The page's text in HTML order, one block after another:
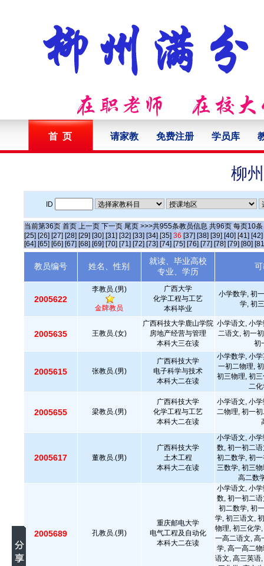
首 页 请家教 免费注册 学员库
柳
ID
当前第36页 首页 上一页 下一页 尾页 >>>共955条教员信息 共96页 每页10条
[25] [26] [27] [28] [29] [30] [31] [32] [33] [34] [35] 36 [37] [38] [39] [40] [41] [42]
[64] [65] [66] [67] [68] [69] [70] [71] [72] [73] [74] [75] [76] [77] [78] [79] [80]
教员编号 姓名、性别
就读、毕业高校
专业、学历
2005622
李教员.(男)
金牌教员
广西大学
化学工程与工艺
本科毕业
小学数学, 初
学, 初
2005635 王教员.(女)
广西科技大学鹿山学院
房地产经营与管理
本科大三在读
小学语文, 小
二语文, 初一
初
2005615 张教员.(男)
广西科技大学
电子科学与技术
本科大二在读
小学数学, 小
一初二物理,
初三物理, 初
二
2005655 梁教员.(男)
广西科技大学
化学工程与工艺
本科大二在读
小学语文, 小
二物理, 初一
2005617 董教员.(男)
广西科技大学
土木工程
本科大二在读
小学语文, 小
数, 初一初二
初二数学, 初
三数学, 初三
高二数
2005689 孔教员.(男)
重庆邮电大学
电气工程及自动化
本科大二在读
小学语文, 小
数, 初一初二
初二数学, 初
学, 初三语文,
物理, 初三化学
一高二语文, 高
学, 高一高二
语文, 高三英语